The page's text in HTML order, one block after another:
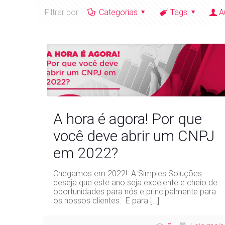
Filtrar por Categorias Tags
A hora é agora! Por que
você deve abrir um CNPJ
em 2022?
Chegamos em 2022! A Simples Soluções
deseja que este ano seja excelente e cheio de
oportunidades para nós e principalmente para
os nossos clientes. E para […]